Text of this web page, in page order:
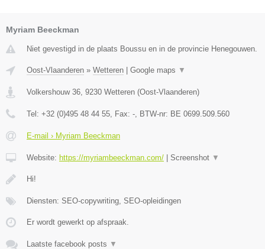
Myriam Beeckman
Niet gevestigd in de plaats Boussu en in de provincie Henegouwen.
Oost-Vlaanderen » Wetteren | Google maps ▼
Volkershouw 36 9230 Wetteren (Oost-Vlaanderen)
Tel: +32 (0)495 48 44 55 , Fax: - , BTW-nr: BE 0699.509.560
E-mail › Myriam Beeckman
Website: https://myriambeeckman.com/ | Screenshot ▼
Hi!
Diensten: SEO-copywriting, SEO-opleidingen
Er wordt gewerkt op afspraak.
Laatste facebook posts ▼